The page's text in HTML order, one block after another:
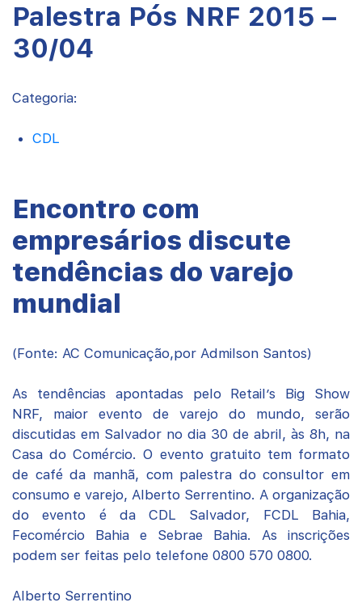
Palestra Pós NRF 2015 –
30/04
Categoria:
CDL
Encontro com
empresários discute
tendências do varejo
mundial
(Fonte: AC Comunicação,por Admilson Santos)
As tendências apontadas pelo Retail’s Big Show
NRF, maior evento de varejo do mundo, serão
discutidas em Salvador no dia 30 de abril, às 8h, na
Casa do Comércio. O evento gratuito tem formato
de café da manhã, com palestra do consultor em
consumo e varejo, Alberto Serrentino. A organização
do evento é da CDL Salvador, FCDL Bahia,
Fecomércio Bahia e Sebrae Bahia. As inscrições
podem ser feitas pelo telefone 0800 570 0800.
Alberto Serrentino